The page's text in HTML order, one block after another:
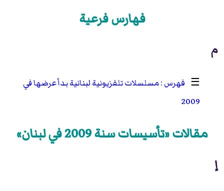
فهارس فرعية
م
☰
مسلسلات تلفزيونية لبنانية بدأ عرضها في
2009
مقالات «تأسيسات سنة 2009 في لبنان»
إ